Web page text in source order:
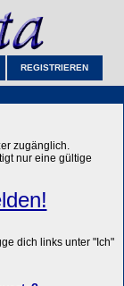
REGISTRIEREN
zugänglich.
nur eine gültige
dich links unter "Ich"